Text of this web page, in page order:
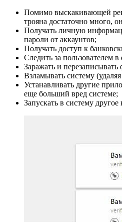
Помимо выскакивающей
трояна достаточно много,
Получать личную
пароли от аккаунтов;
Получать доступ к
Следить за пользователем
Заражать и перезаписывать
Взламывать систему
Устанавливать другие
еще больший вред системе;
Запускать в систему